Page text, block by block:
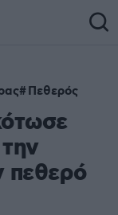
Πεθερός
πεθερό